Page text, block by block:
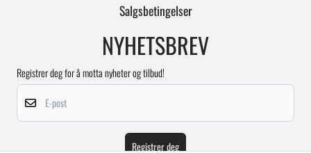
Salgsbetingelser
NYHETSBREV
Registrer deg for å motta nyheter og tilbud!
E-post
Registrer deg